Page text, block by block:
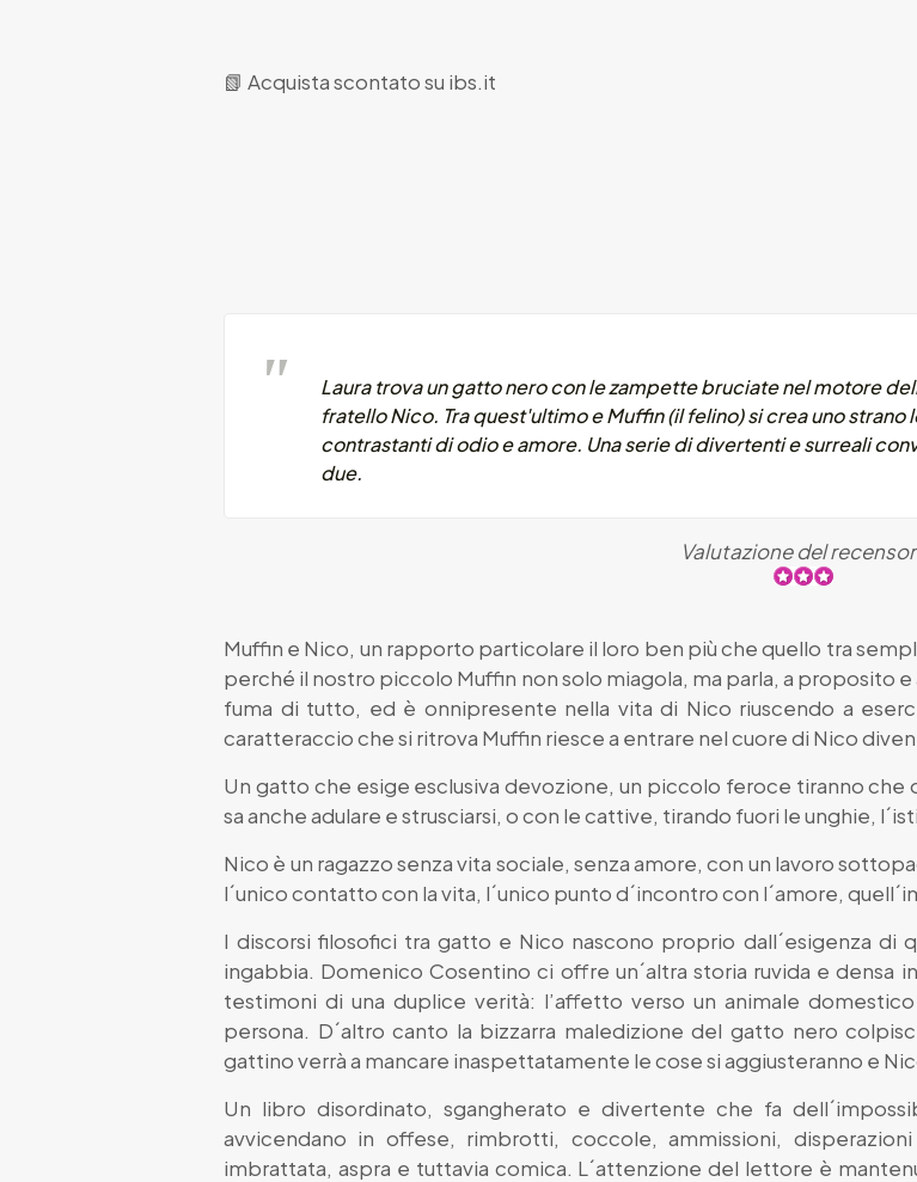
📗 Acquista scontato su ibs.it
Laura trova un gatto nero con le zampette bruciate nel motore
fratello Nico. Tra quest'ultimo e Muffin (il felino) si crea uno
contrastanti di odio e amore. Una serie di divertenti e surreali
due.
Valutazione del
Muffin e Nico, un rapporto particolare il loro ben più che quello tra
perché il nostro piccolo Muffin non solo miagola, ma parla, a proposito
fuma di tutto, ed è onnipresente nella vita di Nico riuscendo a
caratteraccio che si ritrova Muffin riesce a entrare nel cuore di Nico
Un gatto che esige esclusiva devozione, un piccolo feroce tiranno
sa anche adulare e strusciarsi, o con le cattive, tirando fuori le unghie,
Nico è un ragazzo senza vita sociale, senza amore, con un lavoro
l´unico contatto con la vita, l´unico punto d´incontro con l´amore,
I discorsi filosofici tra gatto e Nico nascono proprio dall´esigenza di
ingabbia. Domenico Cosentino ci offre un´altra storia ruvida e densa
testimoni di una duplice verità: l’affetto verso un animale
persona. D´altro canto la bizzarra maledizione del gatto nero
gattino verrà a mancare inaspettatamente le cose si aggiusteranno e
Un libro disordinato, sgangherato e divertente che fa
avvicendano in offese, rimbrotti, coccole, ammissioni,
imbrattata, aspra e tuttavia comica. L´attenzione del lettore è